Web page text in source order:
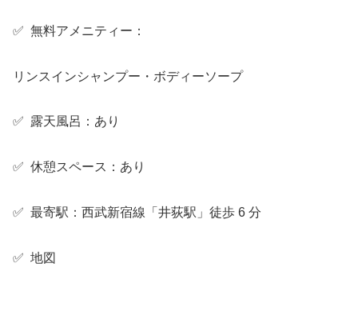
✅ 無料アメニティー：
リンスインシャンプー・ボディーソープ
✅ 露天風呂：あり
✅ 休憩スペース：あり
✅ 最寄駅：西武新宿線「井荻駅」徒歩 6 分
✅ 地図